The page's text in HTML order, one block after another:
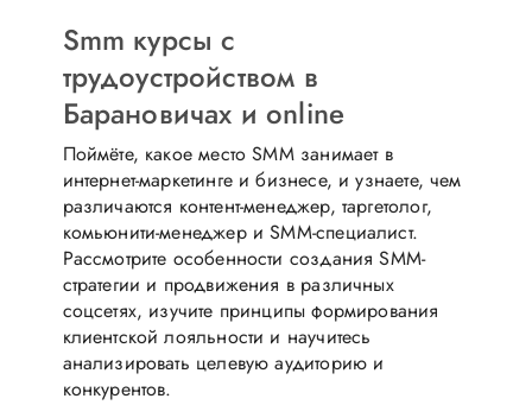
Smm курсы с
трудоустройством в
Барановичах и online
Поймёте, какое место SMM занимает в
интернет-маркетинге и бизнесе, и узнаете, чем
различаются контент-менеджер, таргетолог,
комьюнити-менеджер и SMM-специалист.
Рассмотрите особенности создания SMM-
стратегии и продвижения в различных
соцсетях, изучите принципы формирования
клиентской лояльности и научитесь
анализировать целевую аудиторию и
конкурентов.